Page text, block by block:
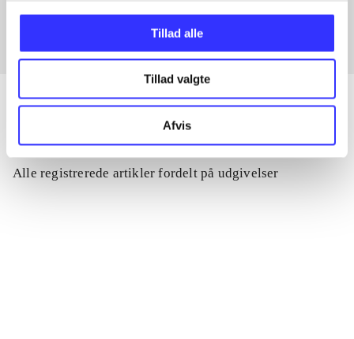
Tillad alle
Tillad valgte
Afvis
Artikler
Alle registrerede artikler fordelt på udgivelser